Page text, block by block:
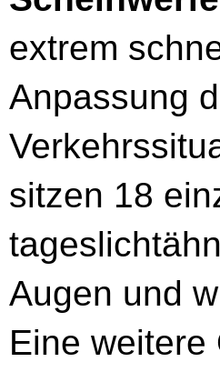
extrem
Anpassung
sitzen 18
Augen und
Eine